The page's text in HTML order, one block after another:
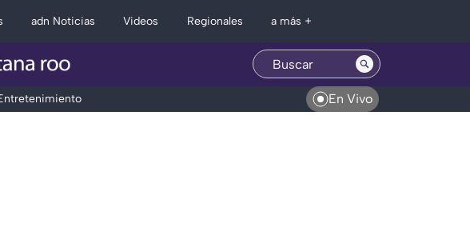
adn Noticias Videos Regionales a más +
En Vivo